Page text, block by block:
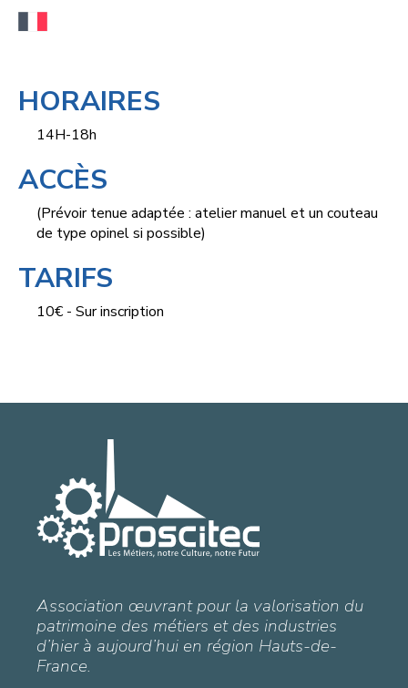
HORAIRES
14H-18h
ACCÈS
(Prévoir tenue adaptée : atelier manuel et un couteau
de type opinel si possible)
TARIFS
10€ - Sur inscription
Association œuvrant pour la valorisation du
patrimoine des métiers et des industries
d’hier à aujourd’hui en région Hauts-de-
France.